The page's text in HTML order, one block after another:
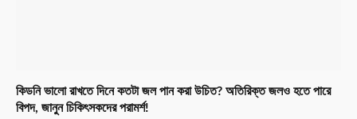
কিডনি ভালো রাখতে দিনে কতটা জল পান করা উচিত? অতিরিক্ত জলও হতে পারে
বিপদ, জানুন চিকিৎসকদের পরামর্শ!